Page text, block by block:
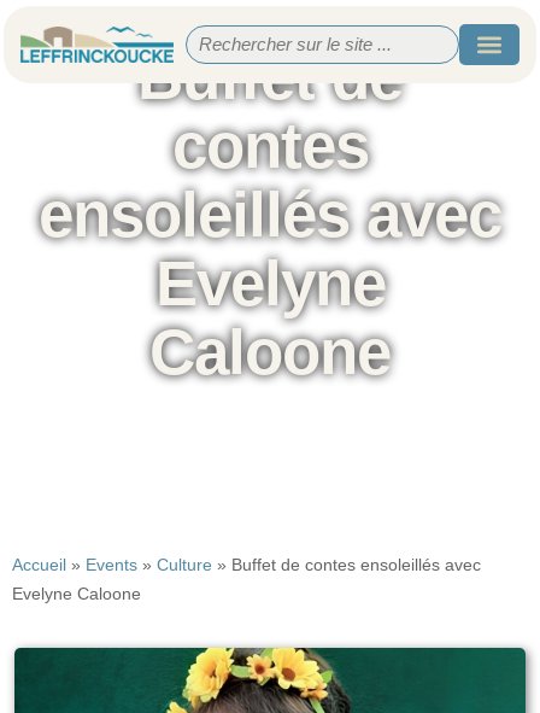
Buffet de
contes
ensoleillés avec
Evelyne
Caloone
Accueil » Events » Culture » Buffet de contes ensoleillés avec
Evelyne Caloone